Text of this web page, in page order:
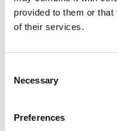
provided to them or
of their services.
Selection
Necessary
Preferences